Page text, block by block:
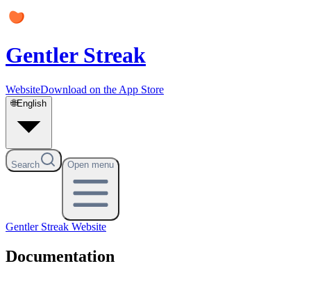
Gentler Streak
WebsiteDownload on the App Store
🌐English
Search Open menu
Gentler Streak Website
Documentation